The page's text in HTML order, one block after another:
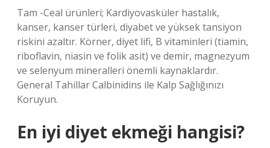
Tam -Ceal ürünleri; Kardiyovasküler hastalık,
kanser, kanser türleri, diyabet ve yüksek tansiyon
riskini azaltır. Körner, diyet lifi, B vitaminleri (tiamin,
riboflavin, niasin ve folik asit) ve demir, magnezyum
ve selenyum mineralleri önemli kaynaklardır.
General Tahillar Calbinidins ile Kalp Sağlığınızı
Koruyun.
En iyi diyet ekmeği hangisi?